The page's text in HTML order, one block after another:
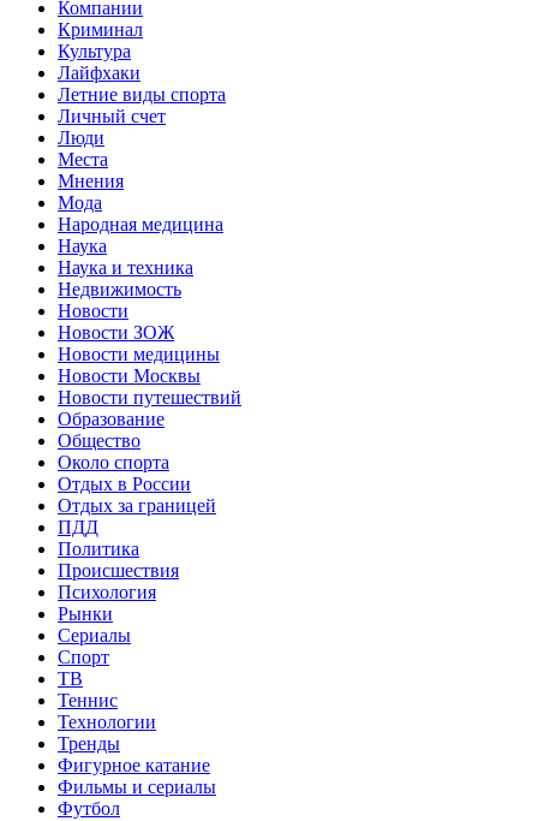
Компании
Криминал
Культура
Лайфхаки
Летние виды спорта
Личный счет
Люди
Места
Мнения
Мода
Народная медицина
Наука
Наука и техника
Недвижимость
Новости
Новости ЗОЖ
Новости медицины
Новости Москвы
Новости путешествий
Образование
Общество
Около спорта
Отдых в России
Отдых за границей
ПДД
Политика
Происшествия
Психология
Рынки
Сериалы
Спорт
ТВ
Теннис
Технологии
Тренды
Фигурное катание
Фильмы и сериалы
Футбол